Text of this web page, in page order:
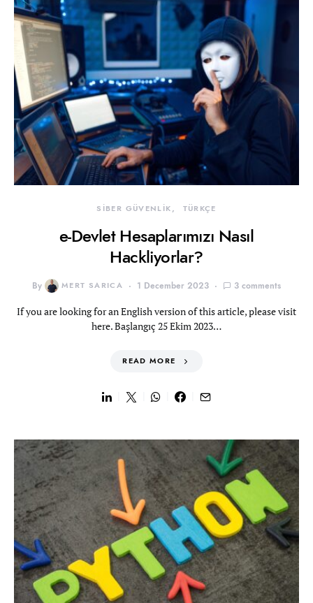
SİBER GÜVENLİK TÜRKÇE
e-Devlet Hesaplarımızı Nasıl
Hackliyorlar?
By MERT SARICA 1 December 2023 3 comments
If you are looking for an English version of this article, please visit
here. Başlangıç 25 Ekim 2023…
READ MORE